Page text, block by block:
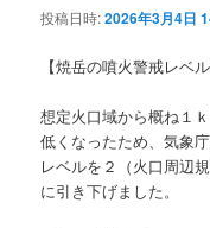
投稿日時:2026年3月4日
【焼岳の噴火警戒レベ
想定火口域から概ね１
低くなったため、気象
レベルを２（火口周辺
に引き下げました。